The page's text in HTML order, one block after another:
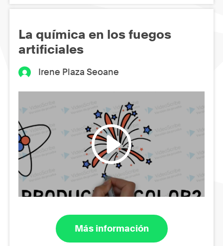
La química en los fuegos
artificiales
Irene Plaza Seoane
Más información